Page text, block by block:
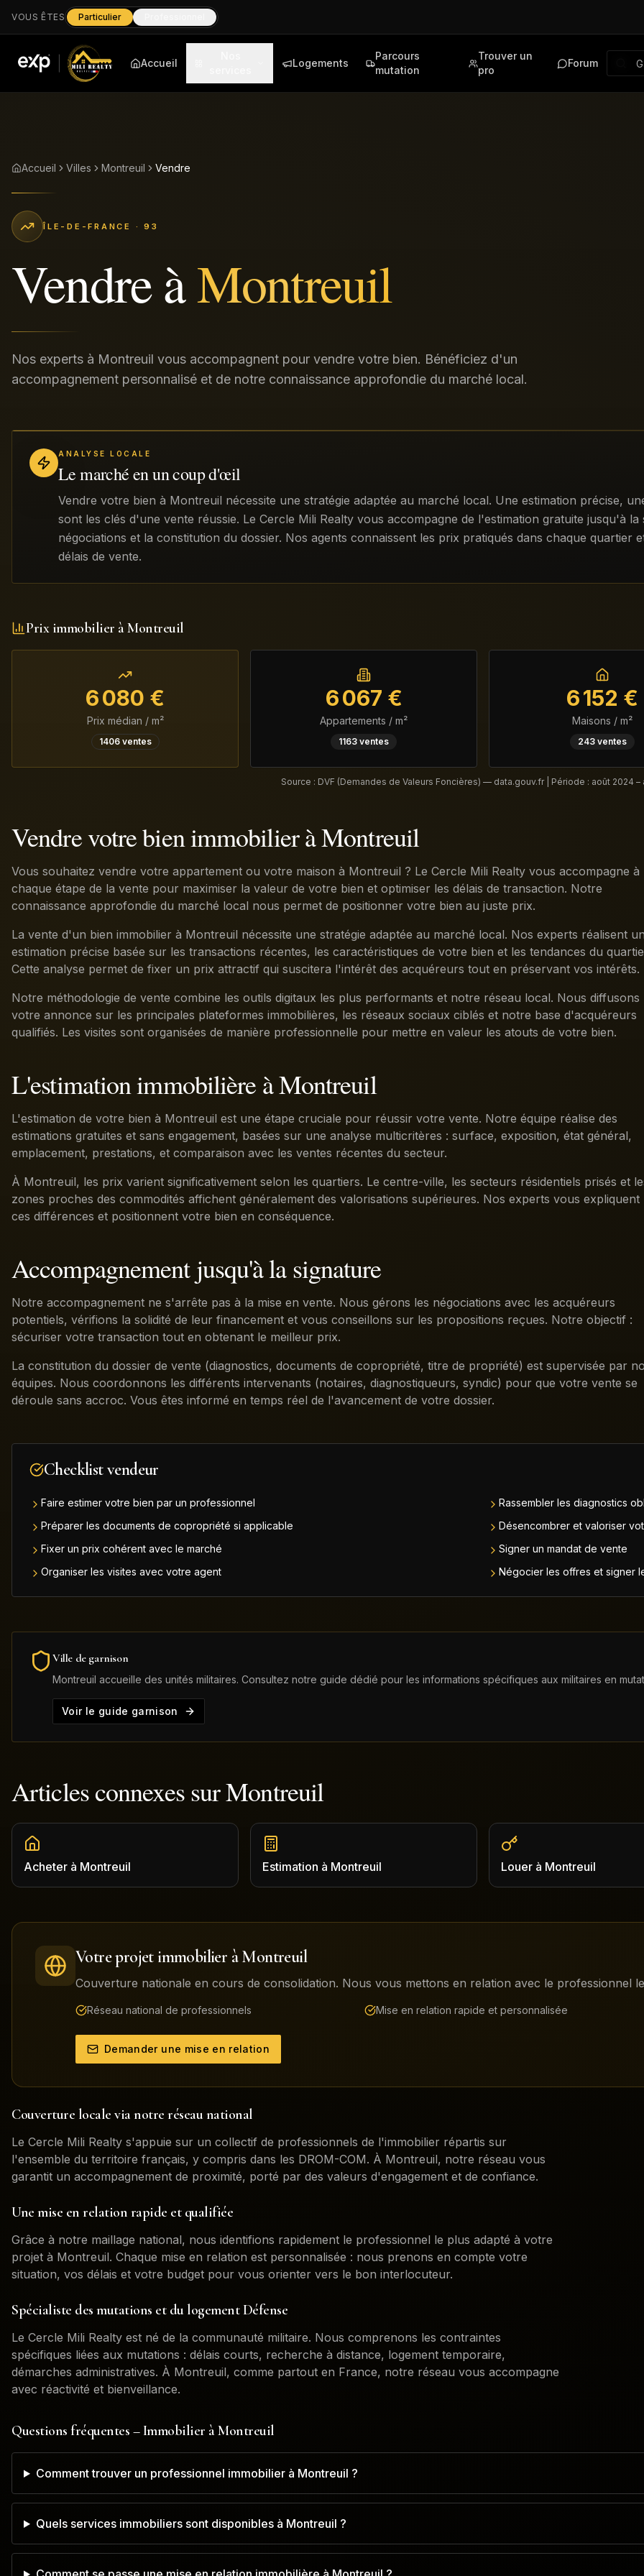
VOUS ÊTES Particulier
Accueil Logements
Parcours
mutation
Trouver un
pro
Forum
Accueil Villes Montreuil Vendre
ÎLE-DE-FRANCE · 93
VendreàMontreuil
Nos experts à Montreuil vous accompagnent pour vendre votre bien. Bénéficiez d'un
accompagnement personnalisé et de notre connaissance approfondie du marché local.
ANALYSE LOCALE
Le marché en un coup d'œil
Vendre votre bien à Montreuil nécessite une stratégie adaptée au marché local. Une estimation précise,
sont les clés d'une vente réussie. Le Cercle Mili Realty vous accompagne de l'estimation gratuite jusqu'à
négociations et la constitution du dossier. Nos agents connaissent les prix pratiqués dans chaque
délais de vente.
Prix immobilier à Montreuil
6 080 €
Prix médian / m²
1406ventes
6 067 €
Appartements / m²
1163 ventes
6 152 €
Maisons / m²
243 ventes
Source : DVF (Demandes de Valeurs Foncières) — data.gouv.fr | Période : août 2024 –
Vendre votre bien immobilier à Montreuil
Vous souhaitez vendre votre appartement ou votre maison à Montreuil ? Le Cercle Mili Realty vous accompagne à
chaque étape de la vente pour maximiser la valeur de votre bien et optimiser les délais de transaction. Notre
connaissance approfondie du marché local nous permet de positionner votre bien au juste prix.
La vente d'un bien immobilier à Montreuil nécessite une stratégie adaptée au marché local. Nos experts réalisent
estimation précise basée sur les transactions récentes, les caractéristiques de votre bien et les tendances du
Cette analyse permet de fixer un prix attractif qui suscitera l'intérêt des acquéreurs tout en préservant vos intérêts.
Notre méthodologie de vente combine les outils digitaux les plus performants et notre réseau local. Nous diffusons
votre annonce sur les principales plateformes immobilières, les réseaux sociaux ciblés et notre base d'acquéreurs
qualifiés. Les visites sont organisées de manière professionnelle pour mettre en valeur les atouts de votre bien.
L'estimation immobilière à Montreuil
L'estimation de votre bien à Montreuil est une étape cruciale pour réussir votre vente. Notre équipe réalise des
estimations gratuites et sans engagement, basées sur une analyse multicritères : surface, exposition, état général,
emplacement, prestations, et comparaison avec les ventes récentes du secteur.
À Montreuil, les prix varient significativement selon les quartiers. Le centre-ville, les secteurs résidentiels prisés et
zones proches des commodités affichent généralement des valorisations supérieures. Nos experts vous expliquent
ces différences et positionnent votre bien en conséquence.
Accompagnement jusqu'à la signature
Notre accompagnement ne s'arrête pas à la mise en vente. Nous gérons les négociations avec les acquéreurs
potentiels, vérifions la solidité de leur financement et vous conseillons sur les propositions reçues. Notre objectif :
sécuriser votre transaction tout en obtenant le meilleur prix.
La constitution du dossier de vente (diagnostics, documents de copropriété, titre de propriété) est supervisée par
équipes. Nous coordonnons les différents intervenants (notaires, diagnostiqueurs, syndic) pour que votre vente se
déroule sans accroc. Vous êtes informé en temps réel de l'avancement de votre dossier.
Checklist vendeur
Faire estimer votre bien par un professionnel
Rassembler les diagnostics
Préparer les documents de copropriété si applicable
Désencombrer et valoriser
Fixer un prix cohérent avec le marché
Signer un mandat de vente
Organiser les visites avec votre agent
Négocier les offres et signer
Ville de garnison
Montreuil accueille des unités militaires. Consultez notre guide dédié pour les informations spécifiques aux militaires en
Voir le guide garnison
Articles connexes surMontreuil
Acheter à Montreuil Estimation à Montreuil Louer à Montreuil
Votre projet immobilier àMontreuil
Couverture nationale en cours de consolidation. Nous vous mettons en relation avec le professionnel
Réseau national de professionnels Mise en relation rapide et personnalisée
Demander une mise en relation
Couverture locale via notre réseau national
Le Cercle Mili Realty s'appuie sur un collectif de professionnels de l'immobilier répartis sur
l'ensemble du territoire français, y compris dans les DROM-COM. À Montreuil, notre réseau vous
garantit un accompagnement de proximité, porté par des valeurs d'engagement et de confiance.
Une mise en relation rapide et qualifiée
Grâce à notre maillage national, nous identifions rapidement le professionnel le plus adapté à votre
projet à Montreuil. Chaque mise en relation est personnalisée : nous prenons en compte votre
situation, vos délais et votre budget pour vous orienter vers le bon interlocuteur.
Spécialiste des mutations et du logement Défense
Le Cercle Mili Realty est né de la communauté militaire. Nous comprenons les contraintes
spécifiques liées aux mutations : délais courts, recherche à distance, logement temporaire,
démarches administratives. À Montreuil, comme partout en France, notre réseau vous accompagne
avec réactivité et bienveillance.
Questions fréquentes – Immobilier àMontreuil
Comment trouver un professionnel immobilier à Montreuil ?
Quels services immobiliers sont disponibles à Montreuil ?